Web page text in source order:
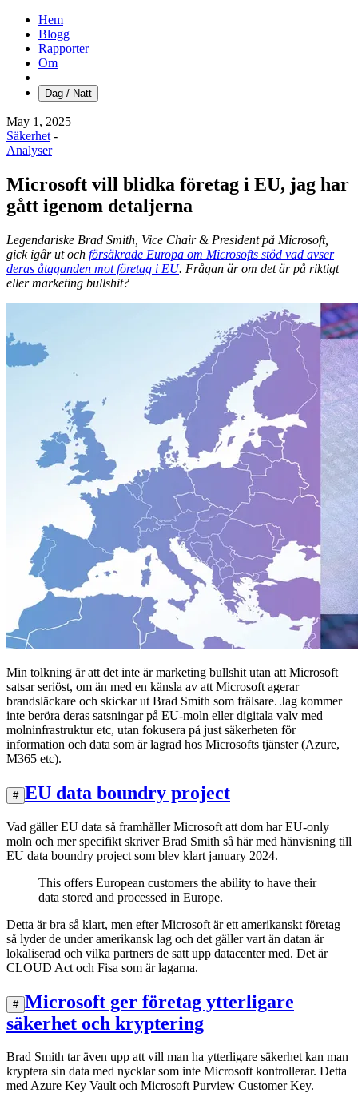
Hem
Blogg
Rapporter
Om
Dag / Natt
May 1, 2025
Säkerhet -
Analyser
Microsoft vill blidka företag i EU, jag har
gått igenom detaljerna
Legendariske Brad Smith, Vice Chair & President på Microsoft,
gick igår ut och försäkrade Europa om Microsofts stöd vad avser
deras åtaganden mot företag i EU. Frågan är om det är på riktigt
eller marketing bullshit?
Min tolkning är att det inte är marketing bullshit utan att Microsoft
satsar seriöst, om än med en känsla av att Microsoft agerar
brandsläckare och skickar ut Brad Smith som frälsare. Jag kommer
inte beröra deras satsningar på EU-moln eller digitala valv med
molninfrastruktur etc, utan fokusera på just säkerheten för
information och data som är lagrad hos Microsofts tjänster (Azure,
M365 etc).
# EU data boundry project
Vad gäller EU data så framhåller Microsoft att dom har EU-only
moln och mer specifikt skriver Brad Smith så här med hänvisning till
EU data boundry project som blev klart january 2024.
This offers European customers the ability to have their
data stored and processed in Europe.
Detta är bra så klart, men efter Microsoft är ett amerikanskt företag
så lyder de under amerikansk lag och det gäller vart än datan är
lokaliserad och vilka partners de satt upp datacenter med. Det är
CLOUD Act och Fisa som är lagarna.
# Microsoft ger företag ytterligare
säkerhet och kryptering
Brad Smith tar även upp att vill man ha ytterligare säkerhet kan man
kryptera sin data med nycklar som inte Microsoft kontrollerar. Detta
med Azure Key Vault och Microsoft Purview Customer Key.